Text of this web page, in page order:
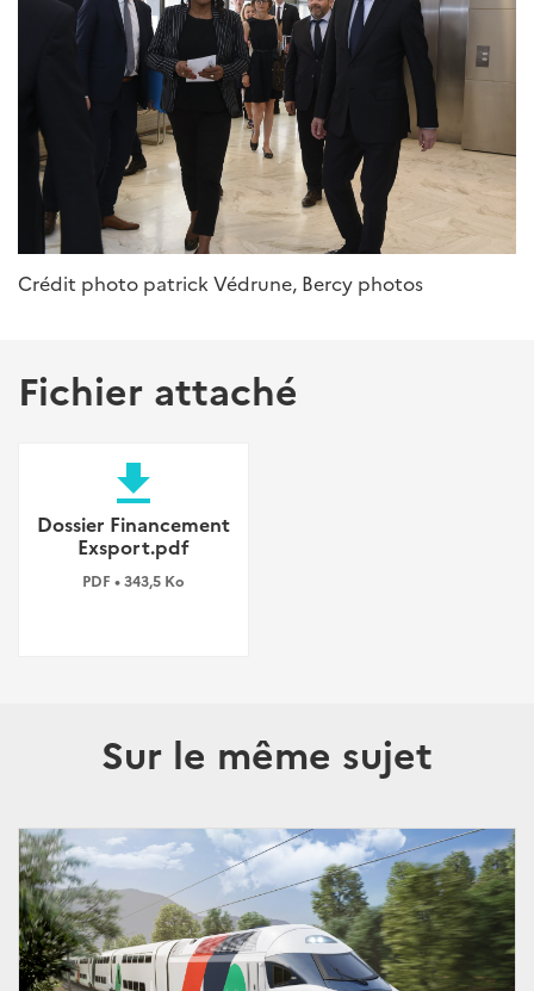
Crédit photo patrick Védrune, Bercy photos
Fichier attaché
file_download
Dossier Financement
Exsport.pdf
PDF • 343,5 Ko
Sur le même sujet